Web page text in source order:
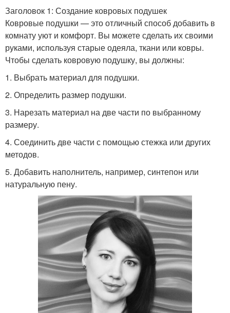
Заголовок 1: Создание ковровых подушек
Ковровые подушки — это отличный способ добавить в
комнату уют и комфорт. Вы можете сделать их своими
руками, используя старые одеяла, ткани или ковры.
Чтобы сделать ковровую подушку, вы должны:
1. Выбрать материал для подушки.
2. Определить размер подушки.
3. Нарезать материал на две части по выбранному
размеру.
4. Соединить две части с помощью стежка или других
методов.
5. Добавить наполнитель, например, синтепон или
натуральную пену.